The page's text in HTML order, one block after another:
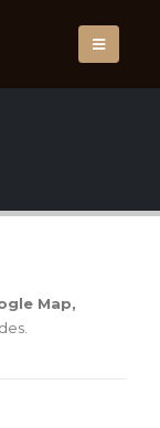
Map,